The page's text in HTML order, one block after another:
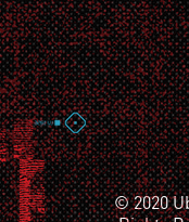
© 2020